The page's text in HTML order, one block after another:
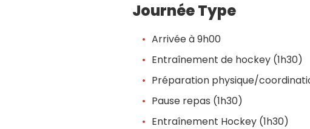
Journée Type
Arrivée à 9h00
Entraînement de hockey (1h30)
Préparation physique/
Pause repas (1h30)
Entraînement Hockey (1h30)